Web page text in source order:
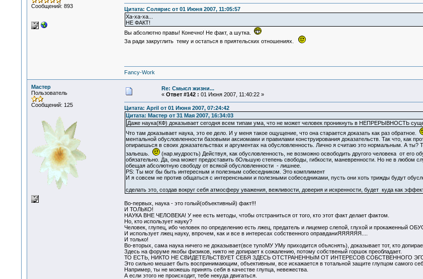
Сообщений: 893
Цитата: Солярис от 01 Июня 2007, 11:05:57
Ха-ха-ха...
НЕ ФАКТ!
Вы абсолютно правы! Конечно! Не факт, а шутка.
За ради закруглить тему и остаться в приятельских отношениях.
Fancy-Work
Мастер
Пользователь
Сообщений: 125
Re: Смысл жизни...
« Ответ #142 : 01 Июня 2007, 11:40:22 »
Цитата: April от 01 Июня 2007, 07:24:42
Цитата: Мастер от 31 Мая 2007, 16:34:03
Даже наука(КФ) доказывает сегодня всем типам ума, что не может человек проникнуть в НЕПРЕРЫВНОСТЬ
Что там доказывает наука, это ее дело. И у меня такое ощущение, что она старается доказать как раз обратное.
ментальной обусловленности базовыми аксиомами и правилами конструирования доказательств. Так что, как
опираешься в своих доказательствах и аргументах на обусловленность. Лично я считаю это нормальным. А ты?
зальешь.
(нар.мудрость) Действуя, как обусловленность, не возможно освободить другого человека от его
обязательно. Да, она может предоставить бОльшую степень свободы, гибкости, маневренности. Но не в любом
обещая абсолютную свободу от всякой обусловленности - лишнее.
PS: Ты мог бы быть интересным и полезным собеседником. Это комплимент
И я совсем не против общаться с интеренсными и полезными собеседниками, пусть они хоть трижды будут
сделать это, создав вокруг себя атмосферу уважения, вежливости, доверия и искренности, будет куда как
Во-первых, наука - это голый(объективный) факт!!!
И ТОЛЬКО!
НАУКА ВНЕ ЧЕЛОВЕКА! У нее есть методы, чтобы отстраниться от того, кто этот факт делает фактом.
Но, кто использует науку?
Человек, глупец, ибо человек по определению есть лжец, предатель и лицемер слепой, глухой и
И использует лжец науку, впрочем, как и все в интересах собственного оправданиЯЯЯЯЯЯ....
И только!
Во-вторых, сама наука ничего не доказывает(все тупоМУ УМу приходится объяснять), доказывает тот, кто
Здесь на форуме якобы физиков, никто не допирает к сожалению, потому собственый горшок преобладает.
ТО ЕСТЬ, НИКТО НЕ СВИДЕТЕЛЬСТВУЕТ СЕБЯ ЗДЕСЬ ОТСТРАНЕННЫМ ОТ ИНТЕРЕСОВ СОБСТВЕННОГО
Это сильно мешает быть воспринимающим, объективным, все искажается в тотальной защите глупцом самого
Например, ты не можешь принять себя в качестве глупца, невежества.
А если этого не происходит, тебе некуда двигаться.